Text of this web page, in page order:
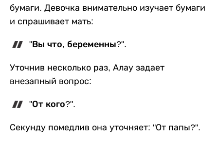
бумаги. Девочка внимательно изучает бумаги
и спрашивает мать:
"Вы что, беременны?".
Уточнив несколько раз, Алау задает
внезапный вопрос:
"От кого?".
Секунду помедлив она уточняет: "От папы?".